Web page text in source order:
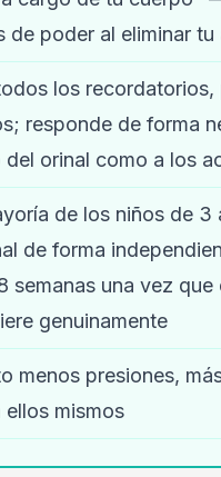
de poder al eliminar tu
los recordatorios,
responde de forma
del orinal como a los
de los niños de 3
de forma
semanas una vez que
genuinamente
menos presiones,
ellos mismos